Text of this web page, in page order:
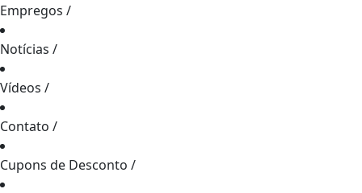
Empregos /
Notícias /
Vídeos /
Contato /
Cupons de Desconto /